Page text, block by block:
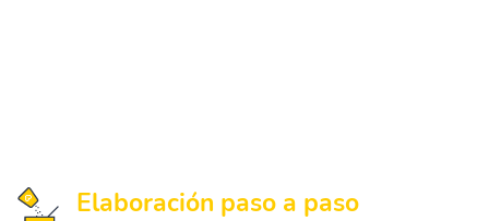
Elaboración paso a paso